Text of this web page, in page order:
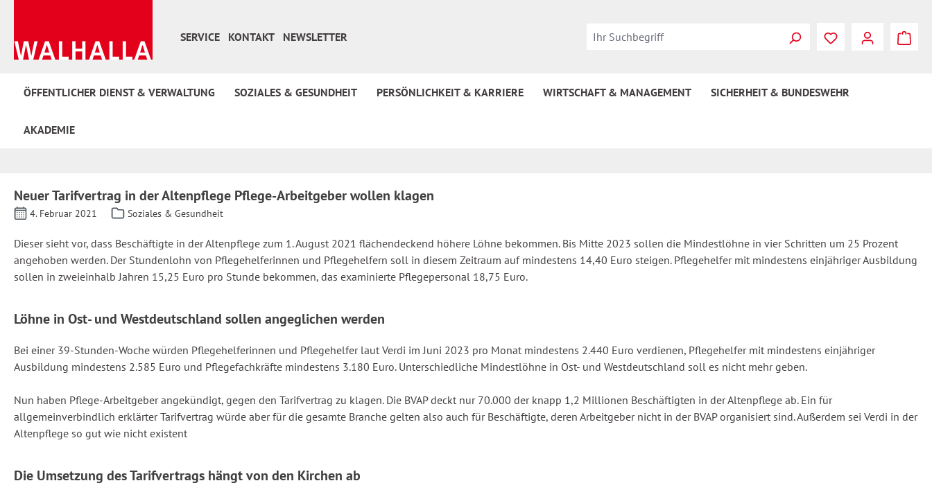
SERVICE
KONTAKT NEWSLETTER
ÖFFENTLICHER DIENST & VERWALTUNG SOZIALES & GESUNDHEIT PERSÖNLICHKEIT & KARRIERE WIRTSCHAFT & MANAGEMENT SICHERHEIT & BUNDESWEHR
AKADEMIE
Neuer Tarifvertrag in der Altenpflege Pflege-Arbeitgeber wollen klagen
4. Februar 2021 Soziales & Gesundheit
Dieser sieht vor, dass Beschäftigte in der Altenpflege zum 1. August 2021 flächendeckend höhere Löhne bekommen. Bis Mitte 2023 sollen die Mindestlöhne in vier Schritten um 25 Prozent
angehoben werden. Der Stundenlohn von Pflegehelferinnen und Pflegehelfern soll in diesem Zeitraum auf mindestens 14,40 Euro steigen. Pflegehelfer mit mindestens einjähriger Ausbildung
sollen in zweieinhalb Jahren 15,25 Euro pro Stunde bekommen, das examinierte Pflegepersonal 18,75 Euro.
Löhne in Ost- und Westdeutschland sollen angeglichen werden
Bei einer 39-Stunden-Woche würden Pflegehelferinnen und Pflegehelfer laut Verdi im Juni 2023 pro Monat mindestens 2.440 Euro verdienen, Pflegehelfer mit mindestens einjähriger
Ausbildung mindestens 2.585 Euro und Pflegefachkräfte mindestens 3.180 Euro. Unterschiedliche Mindestlöhne in Ost- und Westdeutschland soll es nicht mehr geben.
Nun haben Pflege-Arbeitgeber angekündigt, gegen den Tarifvertrag zu klagen. Die BVAP deckt nur 70.000 der knapp 1,2 Millionen Beschäftigten in der Altenpflege ab. Ein für
allgemeinverbindlich erklärter Tarifvertrag würde aber für die gesamte Branche gelten also auch für Beschäftigte, deren Arbeitgeber nicht in der BVAP organisiert sind. Außerdem sei Verdi in der
Altenpflege so gut wie nicht existent
Die Umsetzung des Tarifvertrags hängt von den Kirchen ab